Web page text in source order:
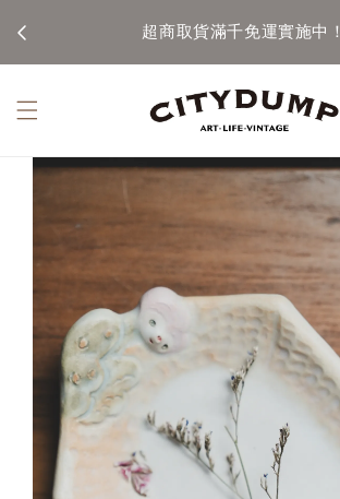
超商取貨滿千免運實施中！